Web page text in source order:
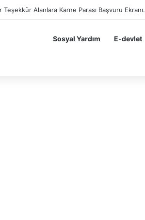
Teşekkür Alanlara Karne Parası Başvuru Ekranı.
Sosyal Yardım E-devlet